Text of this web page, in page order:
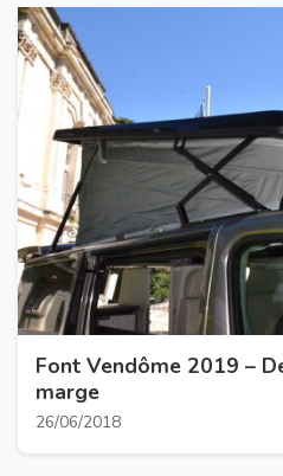
Font Vendôme 2019 –
marge
26/06/2018